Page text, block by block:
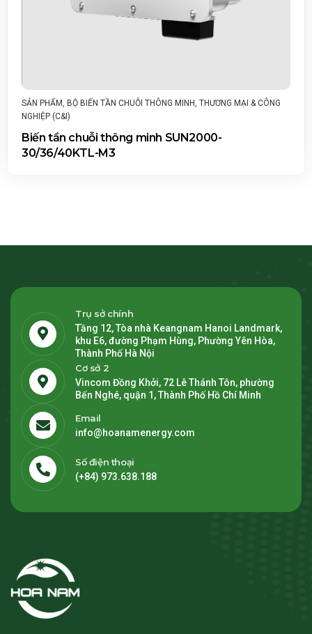
SẢN PHẨM, BỘ BIẾN TẦN CHUỖI THÔNG MINH, THƯƠNG MẠI & CÔNG
NGHIỆP (C&I)
Biến tần chuỗi thông minh SUN2000-
30/36/40KTL-M3
Trụ sở chính
Tầng 12, Tòa nhà Keangnam Hanoi Landmark,
khu E6, đường Phạm Hùng, Phường Yên Hòa,
Thành Phố Hà Nội
Cơ sở 2
Vincom Đồng Khởi, 72 Lê Thánh Tôn, phường
Bến Nghé, quận 1, Thành Phố Hồ Chí Minh
Email
info@hoanamenergy.com
Số điện thoại
(+84) 973.638.188